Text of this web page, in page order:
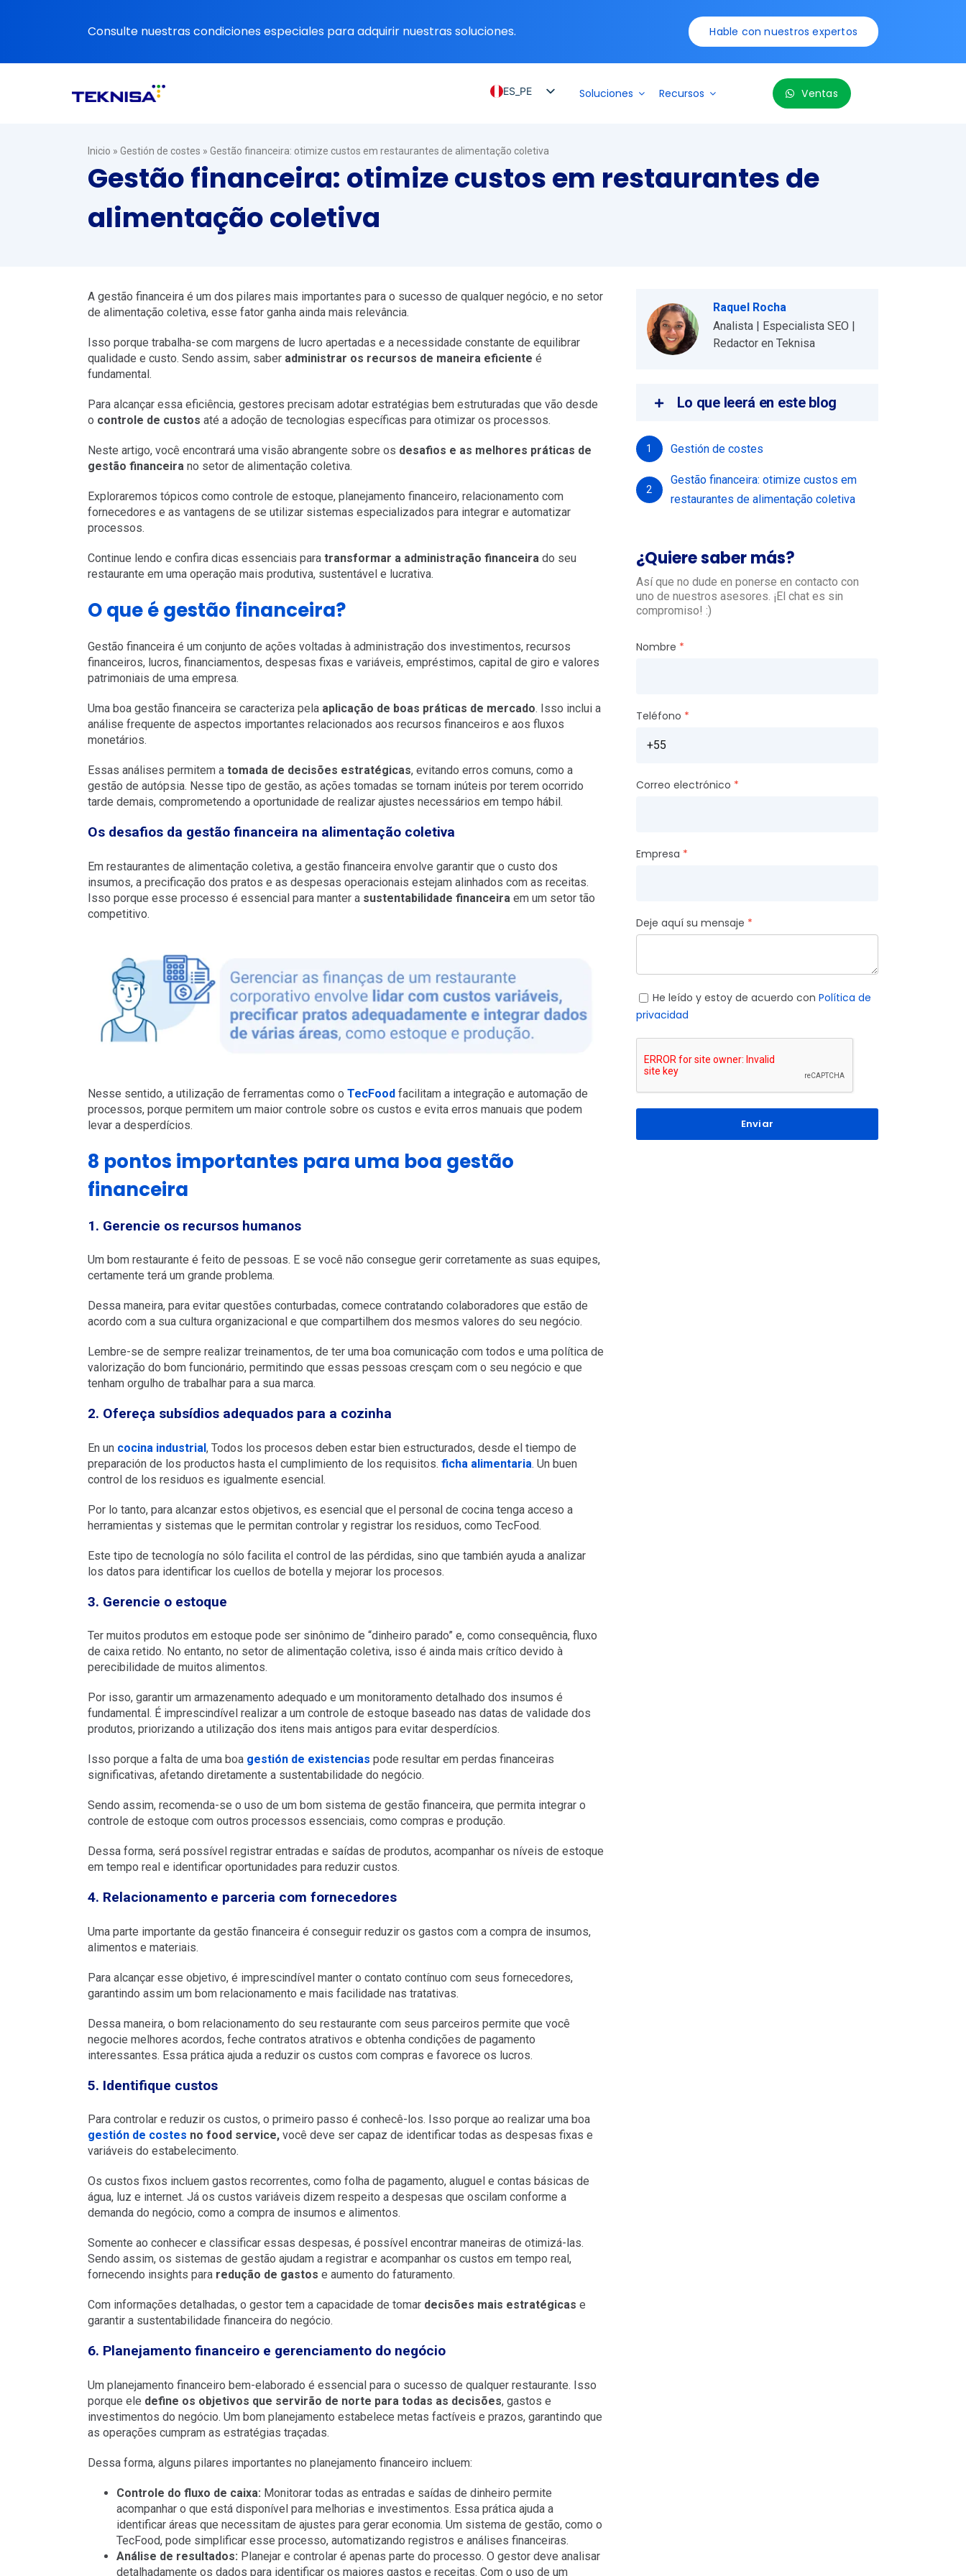
Consulte nuestras condiciones especiales para adquirir nuestras soluciones. Hable con nuestros expertos
ES_PE
ES_MX
Soluciones Recursos Ventas
Inicio » Gestión de costes » Gestão financeira: otimize custos em restaurantes de alimentação coletiva
Gestão financeira: otimize custos em restaurantes de
alimentação coletiva
A gestão financeira é um dos pilares mais importantes para o sucesso de qualquer negócio, e no setor
de alimentação coletiva, esse fator ganha ainda mais relevância.
Isso porque trabalha-se com margens de lucro apertadas e a necessidade constante de equilibrar
qualidade e custo. Sendo assim, saber administrar os recursos de maneira eficiente é
fundamental.
Para alcançar essa eficiência, gestores precisam adotar estratégias bem estruturadas que vão desde
o controle de custos até a adoção de tecnologias específicas para otimizar os processos.
Neste artigo, você encontrará uma visão abrangente sobre os desafios e as melhores práticas de
gestão financeirano setor de alimentação coletiva.
Exploraremos tópicos como controle de estoque, planejamento financeiro, relacionamento com
fornecedores e as vantagens de se utilizar sistemas especializados para integrar e automatizar
processos.
Continue lendo e confira dicas essenciais para transformar a administração financeirado seu
restaurante em uma operação mais produtiva, sustentável e lucrativa.
O que é gestão financeira?
Gestão financeira é um conjunto de ações voltadas à administração dos investimentos, recursos
financeiros, lucros, financiamentos, despesas fixas e variáveis, empréstimos, capital de giro e valores
patrimoniais de uma empresa.
Uma boa gestão financeira se caracteriza pela aplicação de boas práticas de mercado. Isso inclui a
análise frequente de aspectos importantes relacionados aos recursos financeiros e aos fluxos
monetários.
Essas análises permitem a tomada de decisões estratégicas, evitando erros comuns, como a
gestão de autópsia. Nesse tipo de gestão, as ações tomadas se tornam inúteis por terem ocorrido
tarde demais, comprometendo a oportunidade de realizar ajustes necessários em tempo hábil.
Os desafios da gestão financeira na alimentação coletiva
Em restaurantes de alimentação coletiva, a gestão financeira envolve garantir que o custo dos
insumos, a precificação dos pratos e as despesas operacionais estejam alinhados com as receitas.
Isso porque esse processo é essencial para manter a sustentabilidade financeira em um setor tão
competitivo.
Nesse sentido, a utilização de ferramentas como o TecFoodfacilitam a integração e automação de
processos, porque permitem um maior controle sobre os custos e evita erros manuais que podem
levar a desperdícios.
8 pontos importantes para uma boa gestão
financeira
1. Gerencie os recursos humanos
Um bom restaurante é feito de pessoas. E se você não consegue gerir corretamente as suas equipes,
certamente terá um grande problema.
Dessa maneira, para evitar questões conturbadas, comece contratando colaboradores que estão de
acordo com a sua cultura organizacional e que compartilhem dos mesmos valores do seu negócio.
Lembre-se de sempre realizar treinamentos, de ter uma boa comunicação com todos e uma política de
valorização do bom funcionário, permitindo que essas pessoas cresçam com o seu negócio e que
tenham orgulho de trabalhar para a sua marca.
2. Ofereça subsídios adequados para a cozinha
En un cocina industrial, Todos los procesos deben estar bien estructurados, desde el tiempo de
preparación de los productos hasta el cumplimiento de los requisitos. ficha alimentaria. Un buen
control de los residuos es igualmente esencial.
Por lo tanto, para alcanzar estos objetivos, es esencial que el personal de cocina tenga acceso a
herramientas y sistemas que le permitan controlar y registrar los residuos, como TecFood.
Este tipo de tecnología no sólo facilita el control de las pérdidas, sino que también ayuda a analizar
los datos para identificar los cuellos de botella y mejorar los procesos.
3. Gerencie o estoque
Ter muitos produtos em estoque pode ser sinônimo de “dinheiro parado” e, como consequência, fluxo
de caixa retido. No entanto, no setor de alimentação coletiva, isso é ainda mais crítico devido à
perecibilidade de muitos alimentos.
Por isso, garantir um armazenamento adequado e um monitoramento detalhado dos insumos é
fundamental. É imprescindível realizar a um controle de estoque baseado nas datas de validade dos
produtos, priorizando a utilização dos itens mais antigos para evitar desperdícios.
Isso porque a falta de uma boa gestión de existencias pode resultar em perdas financeiras
significativas, afetando diretamente a sustentabilidade do negócio.
Sendo assim, recomenda-se o uso de um bom sistema de gestão financeira, que permita integrar o
controle de estoque com outros processos essenciais, como compras e produção.
Dessa forma, será possível registrar entradas e saídas de produtos, acompanhar os níveis de estoque
em tempo real e identificar oportunidades para reduzir custos.
4. Relacionamento e parceria com fornecedores
Uma parte importante da gestão financeira é conseguir reduzir os gastos com a compra de insumos,
alimentos e materiais.
Para alcançar esse objetivo, é imprescindível manter o contato contínuo com seus fornecedores,
garantindo assim um bom relacionamento e mais facilidade nas tratativas.
Dessa maneira, o bom relacionamento do seu restaurante com seus parceiros permite que você
negocie melhores acordos, feche contratos atrativos e obtenha condições de pagamento
interessantes. Essa prática ajuda a reduzir os custos com compras e favorece os lucros.
5. Identifique custos
Para controlar e reduzir os custos, o primeiro passo é conhecê-los. Isso porque ao realizar uma boa
gestión de costes no food service,você deve ser capaz de identificar todas as despesas fixas e
variáveis do estabelecimento.
Os custos fixos incluem gastos recorrentes, como folha de pagamento, aluguel e contas básicas de
água, luz e internet. Já os custos variáveis dizem respeito a despesas que oscilam conforme a
demanda do negócio, como a compra de insumos e alimentos.
Somente ao conhecer e classificar essas despesas, é possível encontrar maneiras de otimizá-las.
Sendo assim, os sistemas de gestão ajudam a registrar e acompanhar os custos em tempo real,
fornecendo insights para redução de gastos e aumento do faturamento.
Com informações detalhadas, o gestor tem a capacidade de tomar decisões mais estratégicas e
garantir a sustentabilidade financeira do negócio.
6. Planejamento financeiro e gerenciamento do negócio
Um planejamento financeiro bem-elaborado é essencial para o sucesso de qualquer restaurante. Isso
porque ele define os objetivos que servirão de norte para todas as decisões, gastos e
investimentos do negócio. Um bom planejamento estabelece metas factíveis e prazos, garantindo que
as operações cumpram as estratégias traçadas.
Dessa forma, alguns pilares importantes no planejamento financeiro incluem:
Controle do fluxo de caixa: Monitorar todas as entradas e saídas de dinheiro permite
acompanhar o que está disponível para melhorias e investimentos. Essa prática ajuda a
identificar áreas que necessitam de ajustes para gerar economia. Um sistema de gestão, como o
TecFood, pode simplificar esse processo, automatizando registros e análises financeiras.
Análise de resultados: Planejar e controlar é apenas parte do processo. O gestor deve analisar
detalhadamente os dados para identificar os maiores gastos e receitas. Com o uso de um
Raquel Rocha
Analista | Especialista SEO |
Redactor en Teknisa
Lo que leerá en este blog
1 Gestión de costes
2
Gestão financeira: otimize custos em
restaurantes de alimentação coletiva
¿Quiere saber más?
Así que no dude en ponerse en contacto con
uno de nuestros asesores. ¡El chat es sin
compromiso! :)
Nombre
Teléfono
Correo electrónico
Empresa
Deje aquí su mensaje
He leído y estoy de acuerdo con Política de
privacidad
Enviar